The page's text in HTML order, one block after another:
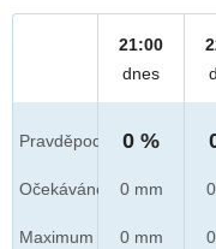
Pravděpod.
Očekáváno
Maximum
21:00
dnes
0 %
0 mm
0 mm